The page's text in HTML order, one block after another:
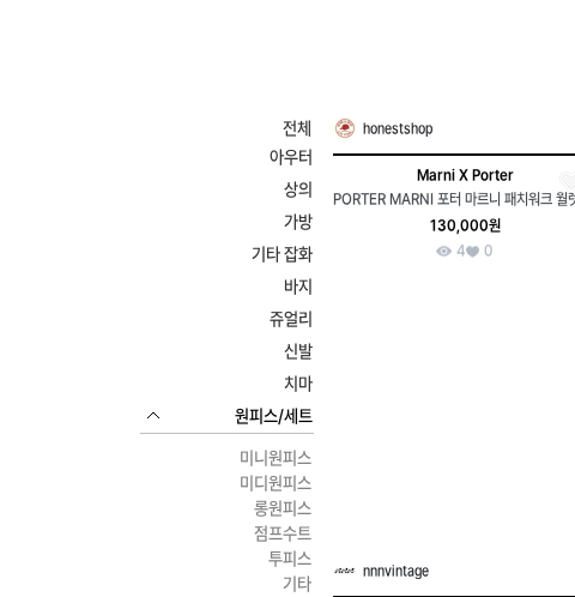
전체
아우터
상의
가방
기타 잡화
바지
쥬얼리
신발
치마
원피스/세트
미니원피스
미디원피스
롱원피스
점프수트
투피스
기타
honestshop
Marni X Porter
130,000원
4
0
nnnvintage